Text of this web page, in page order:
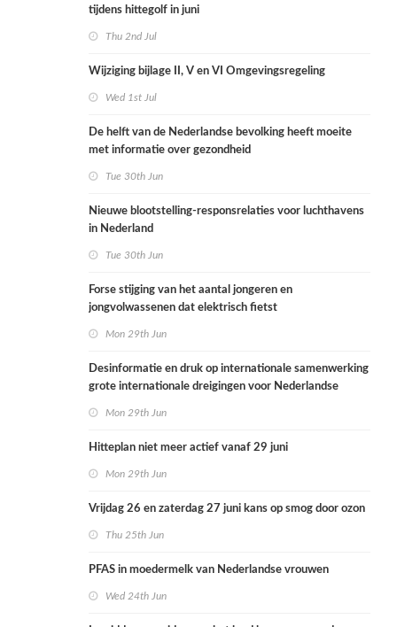
tijdens hittegolf in juni
Thu 2nd Jul
Wijziging bijlage II, V en VI Omgevingsregeling
Wed 1st Jul
De helft van de Nederlandse bevolking heeft moeite
met informatie over gezondheid
Tue 30th Jun
Nieuwe blootstelling-responsrelaties voor luchthavens
in Nederland
Tue 30th Jun
Forse stijging van het aantal jongeren en
jongvolwassenen dat elektrisch fietst
Mon 29th Jun
Desinformatie en druk op internationale samenwerking
grote internationale dreigingen voor Nederlandse
Mon 29th Jun
Hitteplan niet meer actief vanaf 29 juni
Mon 29th Jun
Vrijdag 26 en zaterdag 27 juni kans op smog door ozon
Thu 25th Jun
PFAS in moedermelk van Nederlandse vrouwen
Wed 24th Jun